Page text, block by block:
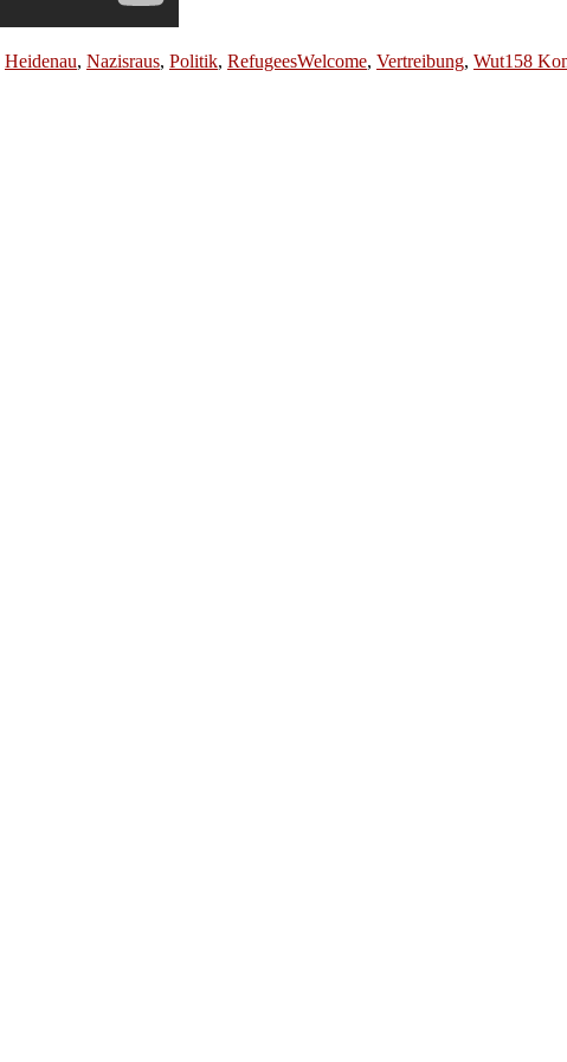
Heidenau, Nazisraus, Politik, RefugeesWelcome, Vertreibung, Wut158